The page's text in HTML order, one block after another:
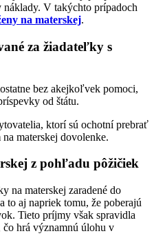
V takýchto prípadoch
na materskej.
za žiadateľky s
bez akejkoľvek pomoci,
od štátu.
ktorí sú ochotní prebrať
materskej dovolenke.
z pohľadu pôžičiek
na materskej zaradené do
to aj napriek tomu, že poberajú
Tieto príjmy však spravidla
čo hrá významnú úlohu v